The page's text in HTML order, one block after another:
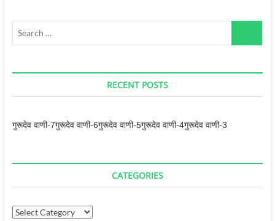
RECENT POSTS
गुरूदेव वाणी-7गुरूदेव वाणी-6गुरूदेव वाणी-5गुरूदेव वाणी-4गुरूदेव वाणी-3
CATEGORIES
Categories